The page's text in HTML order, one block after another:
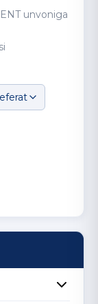
unvoniga